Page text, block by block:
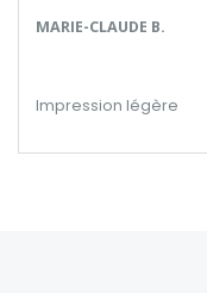
MARIE-CLAUDE B.
Impression légère